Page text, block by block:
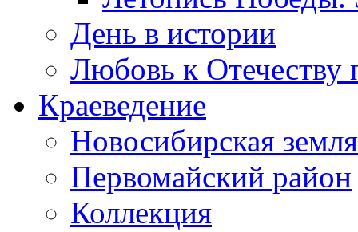
День в истории
Любовь к Отечеству
Краеведение
Новосибирская земля
Первомайский район
Коллекция